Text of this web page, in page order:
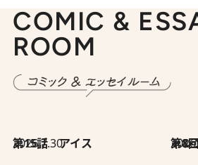
COMIC &
ROOM
2026.7.30
第15話 アイス 第8回「同